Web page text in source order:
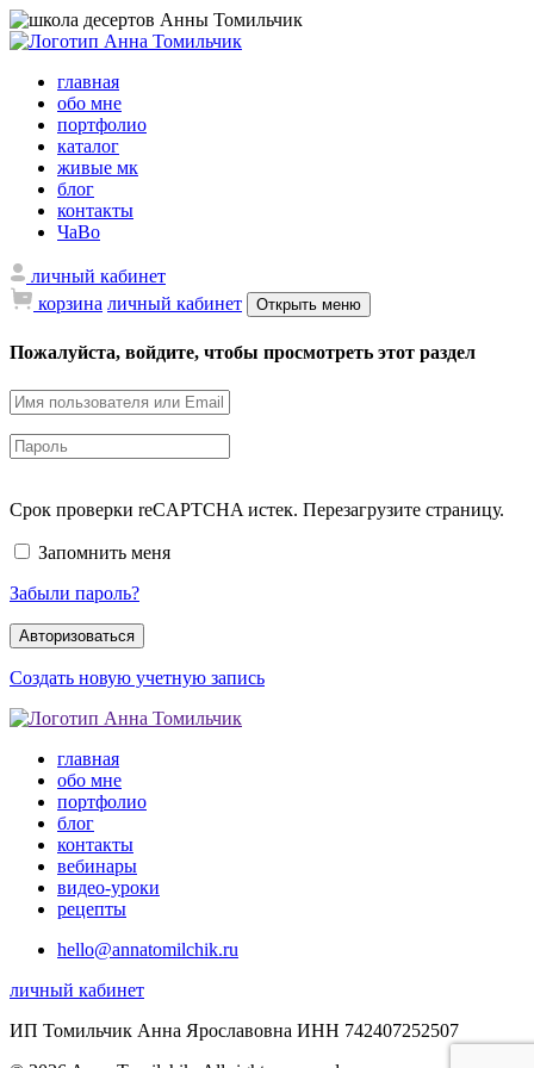
главная
обо мне
портфолио
каталог
живые мк
блог
контакты
ЧаВо
личный кабинет
корзина личный кабинет Открыть меню
Пожалуйста, войдите, чтобы просмотреть этот раздел
Срок проверки reCAPTCHA истек. Перезагрузите страницу.
Запомнить меня
Забыли пароль?
Создать новую учетную запись
главная
обо мне
портфолио
блог
контакты
вебинары
видео-уроки
рецепты
hello@annatomilchik.ru
личный кабинет
ИП Томильчик Анна Ярославовна ИНН 742407252507